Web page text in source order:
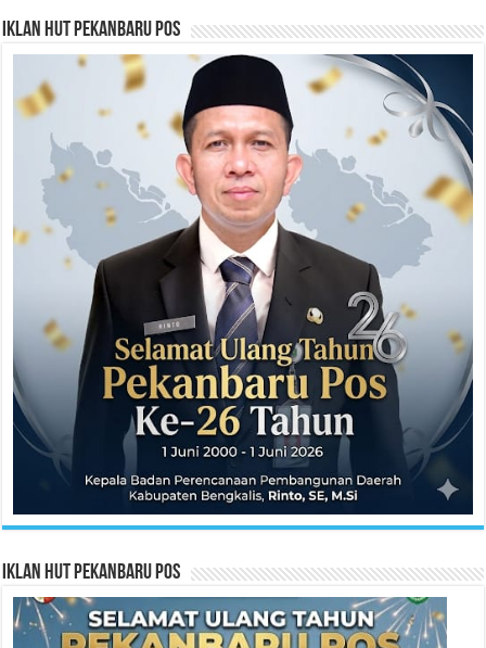
Iklan HUT Pekanbaru Pos
Iklan HUT Pekanbaru Pos